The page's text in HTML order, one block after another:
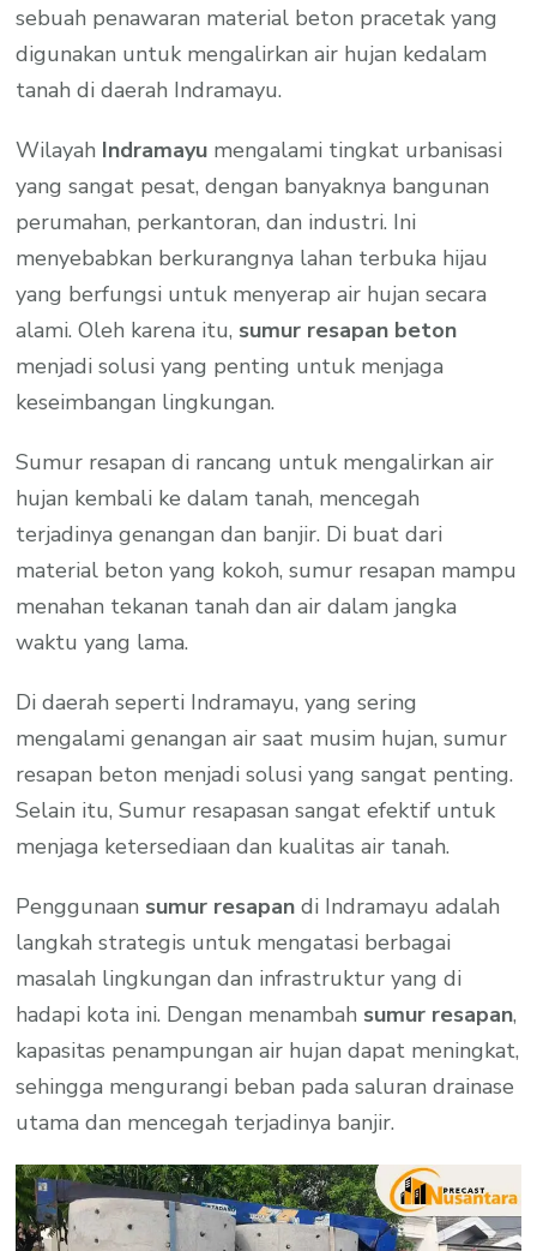
sebuah penawaran material beton pracetak yang
digunakan untuk mengalirkan air hujan kedalam
tanah di daerah Indramayu.
Wilayah Indramayu mengalami tingkat urbanisasi
yang sangat pesat, dengan banyaknya bangunan
perumahan, perkantoran, dan industri. Ini
menyebabkan berkurangnya lahan terbuka hijau
yang berfungsi untuk menyerap air hujan secara
alami. Oleh karena itu, sumur resapan beton
menjadi solusi yang penting untuk menjaga
keseimbangan lingkungan.
Sumur resapan di rancang untuk mengalirkan air
hujan kembali ke dalam tanah, mencegah
terjadinya genangan dan banjir. Di buat dari
material beton yang kokoh, sumur resapan mampu
menahan tekanan tanah dan air dalam jangka
waktu yang lama.
Di daerah seperti Indramayu, yang sering
mengalami genangan air saat musim hujan, sumur
resapan beton menjadi solusi yang sangat penting.
Selain itu, Sumur resapasan sangat efektif untuk
menjaga ketersediaan dan kualitas air tanah.
Penggunaan sumur resapan di Indramayu adalah
langkah strategis untuk mengatasi berbagai
masalah lingkungan dan infrastruktur yang di
hadapi kota ini. Dengan menambah sumur resapan,
kapasitas penampungan air hujan dapat meningkat,
sehingga mengurangi beban pada saluran drainase
utama dan mencegah terjadinya banjir.